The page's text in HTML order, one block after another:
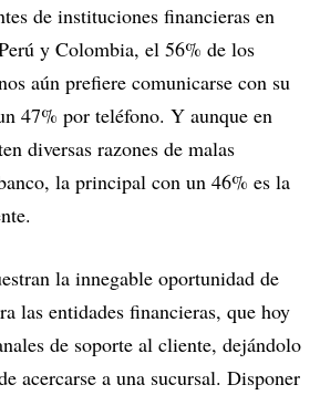
de instituciones financieras en
y Colombia, el 56% de los
aún prefiere comunicarse con su
47% por teléfono. Y aunque en
diversas razones de malas
la principal con un 46% es la
la innegable oportunidad de
las entidades financieras, que hoy
de soporte al cliente, dejándolo
acercarse a una sucursal. Disponer